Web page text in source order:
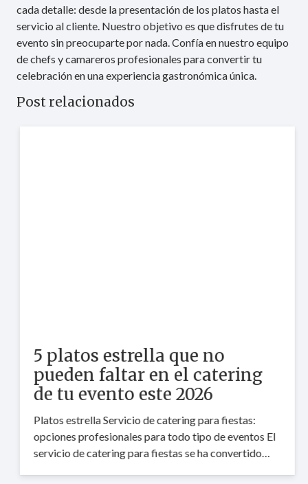
cada detalle: desde la presentación de los platos hasta el
servicio al cliente. Nuestro objetivo es que disfrutes de tu
evento sin preocuparte por nada. Confía en nuestro equipo
de chefs y camareros profesionales para convertir tu
celebración en una experiencia gastronómica única.
Post relacionados
5 platos estrella que no
pueden faltar en el catering
de tu evento este 2026
Platos estrella Servicio de catering para fiestas:
opciones profesionales para todo tipo de eventos El
servicio de catering para fiestas se ha convertido…